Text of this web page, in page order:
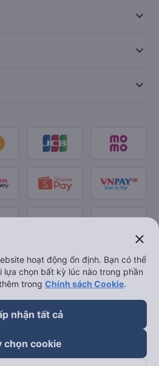
keyboard_arrow_down
keyboard_arrow_down
keyboard_arrow_down
close
hoạt động ổn định. Bạn có thể
lựa chọn bất kỳ lúc nào trong phần
trong Chính sách Cookie.
nhận tất cả
chọn cookie